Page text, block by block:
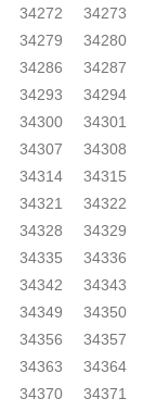
34272
34273
34279
34280
34286
34287
34293
34294
34300
34301
34307
34308
34314
34315
34321
34322
34328
34329
34335
34336
34342
34343
34349
34350
34356
34357
34363
34364
34370
34371